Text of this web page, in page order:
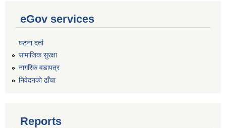
eGov services
घटना दर्ता
सामाजिक सुरक्षा
नागरिक वडापत्र
निवेदनको ढाँचा
Reports